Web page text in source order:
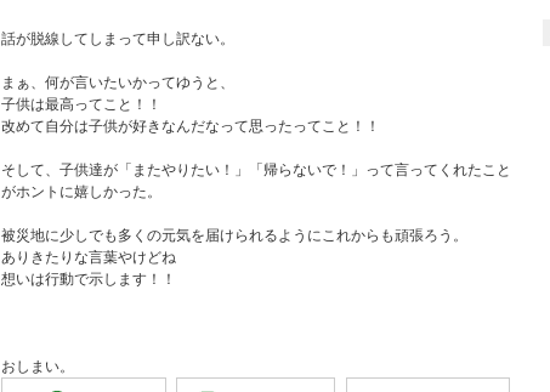
話が脱線してしまって申し訳ない。
まぁ、何が言いたいかってゆうと、
子供は最高ってこと！！
改めて自分は子供が好きなんだなって思ったってこと！！
そして、子供達が「またやりたい！」「帰らないで！」って言ってくれたこと
がホントに嬉しかった。
被災地に少しでも多くの元気を届けられるようにこれからも頑張ろう。
ありきたりな言葉やけどね
想いは行動で示します！！
おしまい。